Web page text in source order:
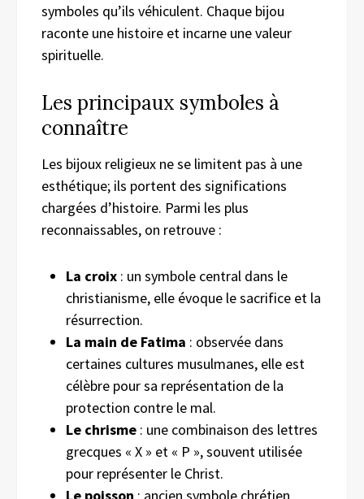
symboles qu’ils véhiculent. Chaque bijou
raconte une histoire et incarne une valeur
spirituelle.
Les principaux symboles à
connaître
Les bijoux religieux ne se limitent pas à une
esthétique; ils portent des significations
chargées d’histoire. Parmi les plus
reconnaissables, on retrouve :
La croix : un symbole central dans le
christianisme, elle évoque le sacrifice et la
résurrection.
La main de Fatima : observée dans
certaines cultures musulmanes, elle est
célèbre pour sa représentation de la
protection contre le mal.
Le chrisme : une combinaison des lettres
grecques « X » et « P », souvent utilisée
pour représenter le Christ.
Le poisson : ancien symbole chrétien